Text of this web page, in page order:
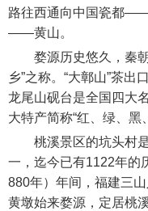
路往西通向中国瓷都
——黄山。
婺源历史悠久，秦朝
乡”之称。“大鄣山”茶出
龙尾山砚台是全国四大
大特产简称“红、绿、黑
桃溪景区的坑头村是
一，迄今已有1122年的
880年）年间，福建三
黄墩始来婺源，定居桃